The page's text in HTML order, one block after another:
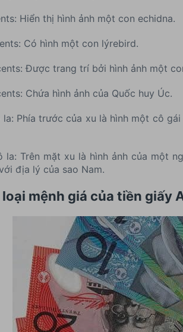
Hiển thị hình ảnh một con echidna.
Có hình một con lýrebird.
Được trang trí bởi hình ảnh một
Chứa hình ảnh của Quốc huy Úc.
la: Phía trước của xu là hình một cô
la: Trên mặt xu là hình ảnh của một
địa lý của sao Nam.
loại mệnh giá của tiền giấy